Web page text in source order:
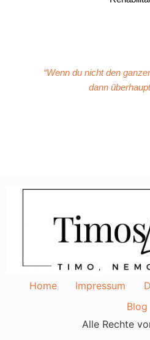
“Wenn du nicht den
dann
Home Impressum
Blog
Alle Rechte